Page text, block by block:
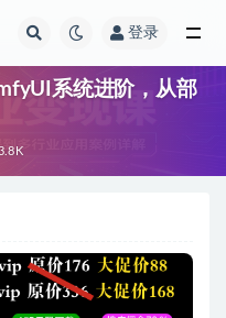
登录
系统进阶，从部